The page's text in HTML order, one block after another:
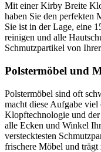
Mit einer Kirby Breite
haben Sie den perfekten
Sie ist in der Lage, eine
reinigen und alle
Schmutzpartikel von
Polstermöbel und
Polstermöbel sind oft
macht diese Aufgabe viel
Klopftechnologie und
alle Ecken und Winkel
verstecktesten
frischere Möbel und